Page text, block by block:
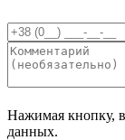
Нажимая кнопку,
данных.